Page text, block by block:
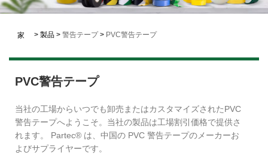
家 > 製品 > 警告テープ> PVC警告テープ
PVC警告テープ
当社の工場からいつでも卸売またはカスタマイズされたPVC
警告テープへようこそ。当社の製品は工場割引価格で提供さ
れます。 Partec® は、中国の PVC 警告テープのメーカーお
よびサプライヤーです。